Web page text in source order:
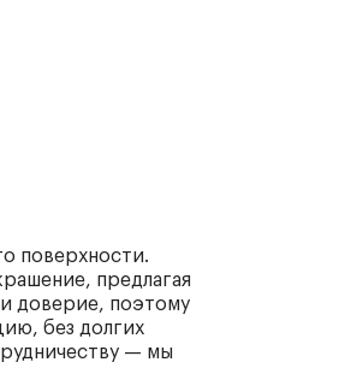
поверхности.
предлагая
доверие, поэтому
без долгих
— мы